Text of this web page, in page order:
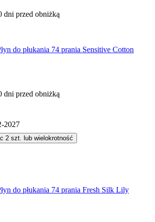
dni przed obniżką
do płukania 74 prania Sensitive Cotton
dni przed obniżką
2027
2 szt. lub wielokrotność
do płukania 74 prania Fresh Silk Lily